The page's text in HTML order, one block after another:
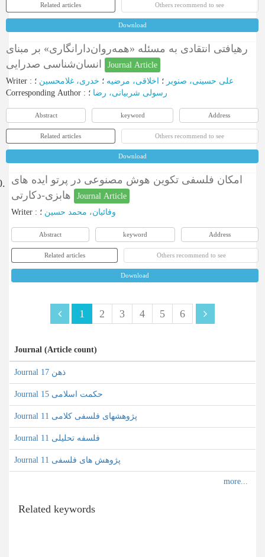
Related articles Others recommend to see
Download
رهیافتی انتقادی به مسئله «همه‌روان‌دارانگاری» بر مبنای
Journal Article
Writer : علی حسینی، صنوبر ؛ اخلاقی، مرضیه ؛ خدری، غلامحسین ؛
Corresponding Author : رسولی شربیانی، رضا ؛
Abstract keyword Address
Related articles Others recommend to see
Download
امکان فلسفی تکوین هوش مصنوعی در پرتو ایده های
Journal Article
Writer : وفائیان، محمد حسین ؛
Abstract keyword Address
Related articles Others recommend to see
Download
1 2 3 4 5 6
Journal (Article count)
Journal ذهن 17
Journal حکمت اسلامی 15
Journal پژوهشهای فلسفی کلامی 11
Journal فلسفه تحلیلی 11
Journal پژوهش های فلسفی 11
Related keywords